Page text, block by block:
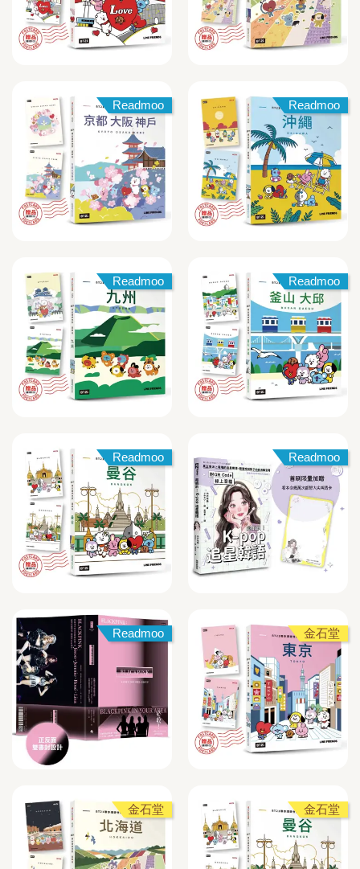
Readmoo Readmoo
Readmoo Readmoo
Readmoo Readmoo
Readmoo 金石堂
金石堂 金石堂